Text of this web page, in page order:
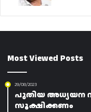
Most Viewed Posts
29/08/2023
പുതിയ അധ്യയന
സൂക്ഷിക്കണം